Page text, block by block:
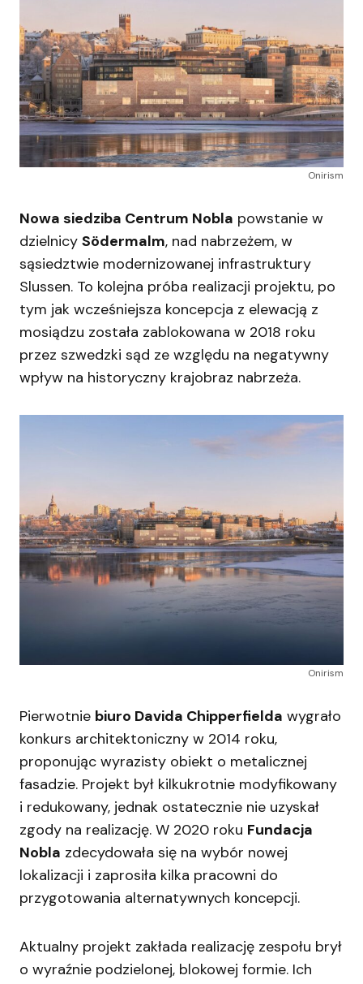
Onirism
Nowa siedziba Centrum Nobla powstanie w
dzielnicy Södermalm, nad nabrzeżem, w
sąsiedztwie modernizowanej infrastruktury
Slussen. To kolejna próba realizacji projektu, po
tym jak wcześniejsza koncepcja z elewacją z
mosiądzu została zablokowana w 2018 roku
przez szwedzki sąd ze względu na negatywny
wpływ na historyczny krajobraz nabrzeża.
Onirism
Pierwotnie biuro Davida Chipperfielda wygrało
konkurs architektoniczny w 2014 roku,
proponując wyrazisty obiekt o metalicznej
fasadzie. Projekt był kilkukrotnie modyfikowany
i redukowany, jednak ostatecznie nie uzyskał
zgody na realizację. W 2020 roku Fundacja
Nobla zdecydowała się na wybór nowej
lokalizacji i zaprosiła kilka pracowni do
przygotowania alternatywnych koncepcji.
Aktualny projekt zakłada realizację zespołu brył
o wyraźnie podzielonej, blokowej formie. Ich